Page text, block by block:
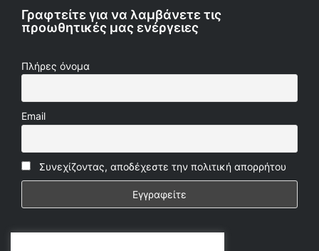
Γραφτείτε για να λαμβάνετε τις
προωθητικές μας ενέργειες
Πλήρες όνομα
Email
Συνεχίζοντας, αποδέχεστε την πολιτική απορρήτου